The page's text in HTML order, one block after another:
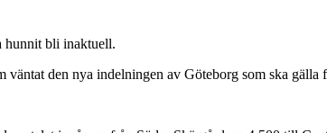
hunnit bli inaktuell.
den nya indelningen av Göteborg som ska